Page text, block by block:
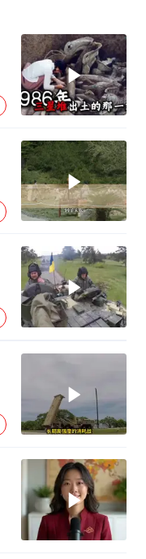
商场现钱学森巨幅海报 负责人回应
36岁男演员成景区NPC后人气爆棚
夏日经济乘“热”而上 消费市场向“新”而行
共筑健康中国